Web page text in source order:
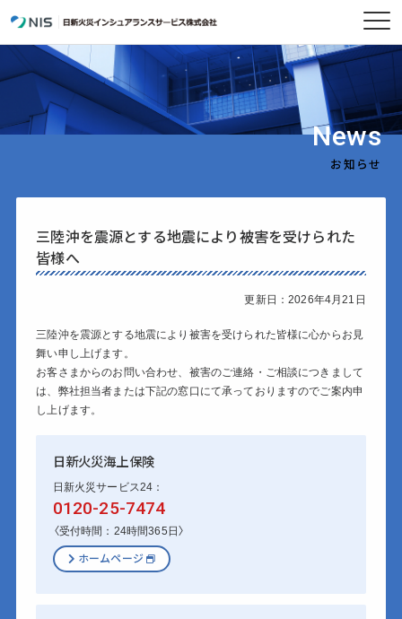
News
お知らせ
三陸沖を震源とする地震により被害を受けられた
皆様へ
更新日：2026年4月21日
三陸沖を震源とする地震により被害を受けられた皆様に心からお見
舞い申し上げます。
お客さまからのお問い合わせ、被害のご連絡・ご相談につきまして
は、弊社担当者または下記の窓口にて承っておりますのでご案内申
し上げます。
日新火災海上保険
日新火災サービス24：
0120-25-7474
〈受付時間：24時間365日〉
ホームページ